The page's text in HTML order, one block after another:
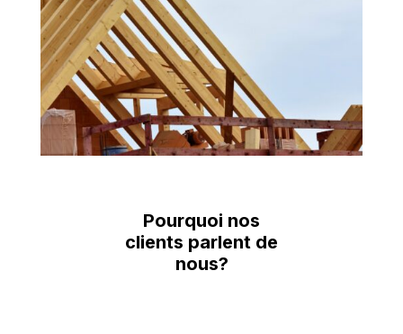
Pourquoi nos
clients parlent de
nous?